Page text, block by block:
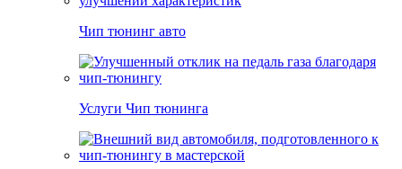
Чип тюнинг авто
Услуги Чип тюнинга